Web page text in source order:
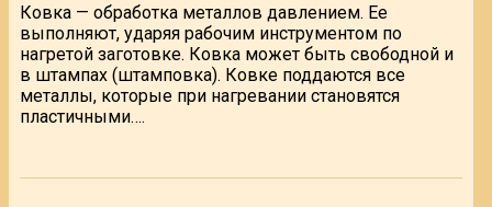
Ковка — обработка металлов давлением. Ее
выполняют, ударяя рабочим инструментом по
нагретой заготовке. Ковка может быть свободной и
в штампах (штамповка). Ковке поддаются все
металлы, которые при нагревании становятся
пластичными….